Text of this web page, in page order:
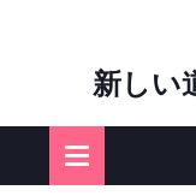
新しい